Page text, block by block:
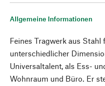
Allgemeine Informationen
Feines Tragwerk aus Stahl
unterschiedlicher
Universaltalent, als Ess-
Wohnraum und Büro. Er